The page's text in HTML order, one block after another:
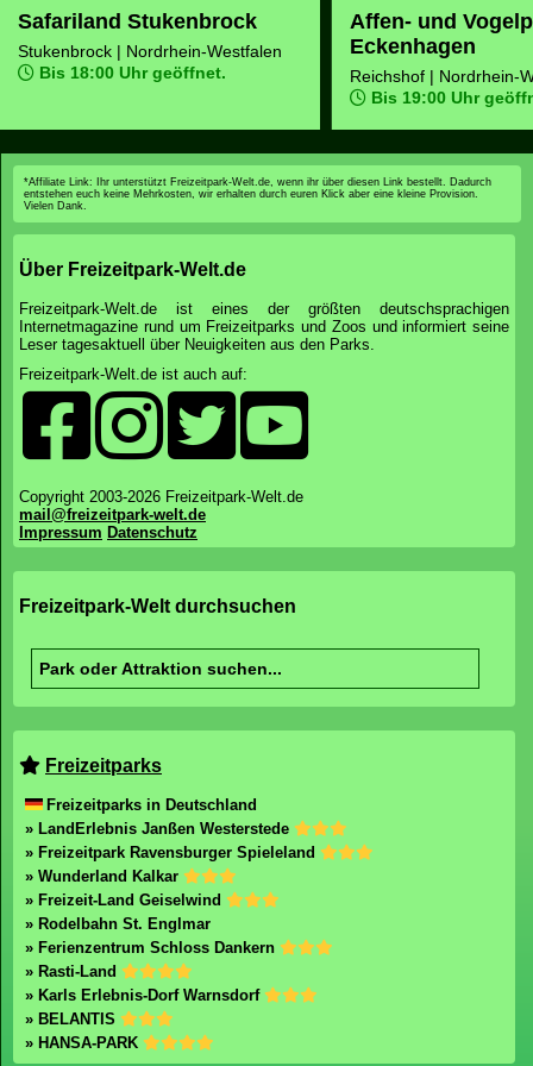
Safariland Stukenbrock
Stukenbrock | Nordrhein-Westfalen
Bis 18:00 Uhr geöffnet.
Affen- und
Eckenhagen
Reichshof | Nordrhein-
Bis 19:00 Uhr
*Affiliate Link: Ihr unterstützt Freizeitpark-Welt.de, wenn ihr über diesen Link bestellt. Dadurch
entstehen euch keine Mehrkosten, wir erhalten durch euren Klick aber eine kleine Provision.
Vielen Dank.
Über Freizeitpark-Welt.de
Freizeitpark-Welt.de ist eines der größten deutschsprachigen
Internetmagazine rund um Freizeitparks und Zoos und informiert seine
Leser tagesaktuell über Neuigkeiten aus den Parks.
Freizeitpark-Welt.de ist auch auf:
Copyright 2003-2026 Freizeitpark-Welt.de
mail@freizeitpark-welt.de
Impressum Datenschutz
Freizeitpark-Welt durchsuchen
Freizeitparks
Freizeitparks in Deutschland
» LandErlebnis Janßen Westerstede
» Freizeitpark Ravensburger Spieleland
» Wunderland Kalkar
» Freizeit-Land Geiselwind
» Rodelbahn St. Englmar
» Ferienzentrum Schloss Dankern
» Rasti-Land
» Karls Erlebnis-Dorf Warnsdorf
» BELANTIS
» HANSA-PARK